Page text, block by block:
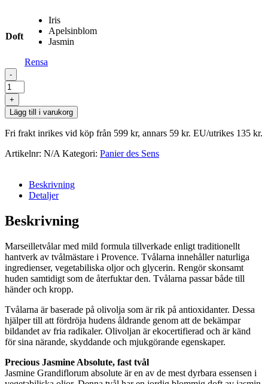
Doft
Iris
Apelsinblom
Jasmin
Rensa
-
Fasta
Tvålar
150g
mängd
+
Lägg till i varukorg
Fri frakt inrikes vid köp från 599 kr, annars 59 kr. EU/utrikes 135 kr.
Artikelnr: N/A Kategori: Panier des Sens
Beskrivning
Detaljer
Beskrivning
Marseilletvålar med mild formula tillverkade enligt traditionellt
hantverk av tvålmästare i Provence. Tvålarna innehåller naturliga
ingredienser, vegetabiliska oljor och glycerin. Rengör skonsamt
huden samtidigt som de återfuktar den. Tvålarna passar både till
händer och kropp.
Tvålarna är baserade på olivolja som är rik på antioxidanter. Dessa
hjälper till att fördröja hudens åldrande genom att de bekämpar
bildandet av fria radikaler. Olivoljan är ekocertifierad och är känd
för sina närande, skyddande och mjukgörande egenskaper.
Precious Jasmine Absolute, fast tvål
Jasmine Grandiflorum absolute är en av de mest dyrbara essensen i